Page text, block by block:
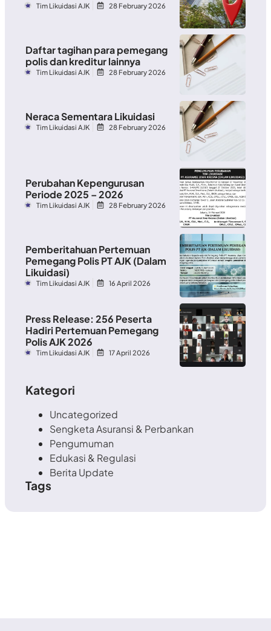
Tim Likuidasi AJK 28 February 2026
Daftar tagihan para pemegang
polis dan kreditur lainnya
Tim Likuidasi AJK 28 February 2026
Neraca Sementara Likuidasi
Tim Likuidasi AJK 28 February 2026
Perubahan Kepengurusan
Periode 2025 – 2026
Tim Likuidasi AJK 28 February 2026
Pemberitahuan Pertemuan
Pemegang Polis PT AJK (Dalam
Likuidasi)
Tim Likuidasi AJK 16 April 2026
Press Release: 256 Peserta
Hadiri Pertemuan Pemegang
Polis AJK 2026
Tim Likuidasi AJK 17 April 2026
Kategori
Uncategorized
Sengketa Asuransi & Perbankan
Pengumuman
Edukasi & Regulasi
Berita Update
Tags